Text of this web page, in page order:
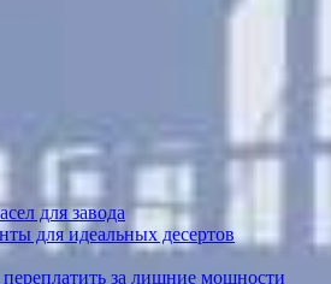
для завода
для идеальных десертов
за лишние мощности